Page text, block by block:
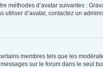
méthodes d’avatar suivantes :
d’avatar, contactez un
membres tels que les
sur le forum dans le seul